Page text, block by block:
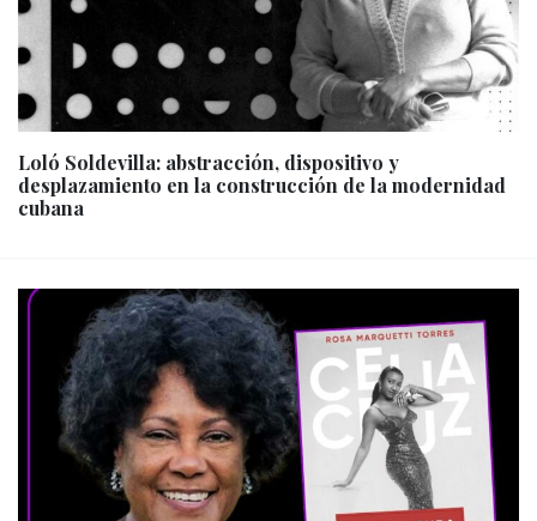
Loló Soldevilla: abstracción, dispositivo y
desplazamiento en la construcción de la modernidad
cubana